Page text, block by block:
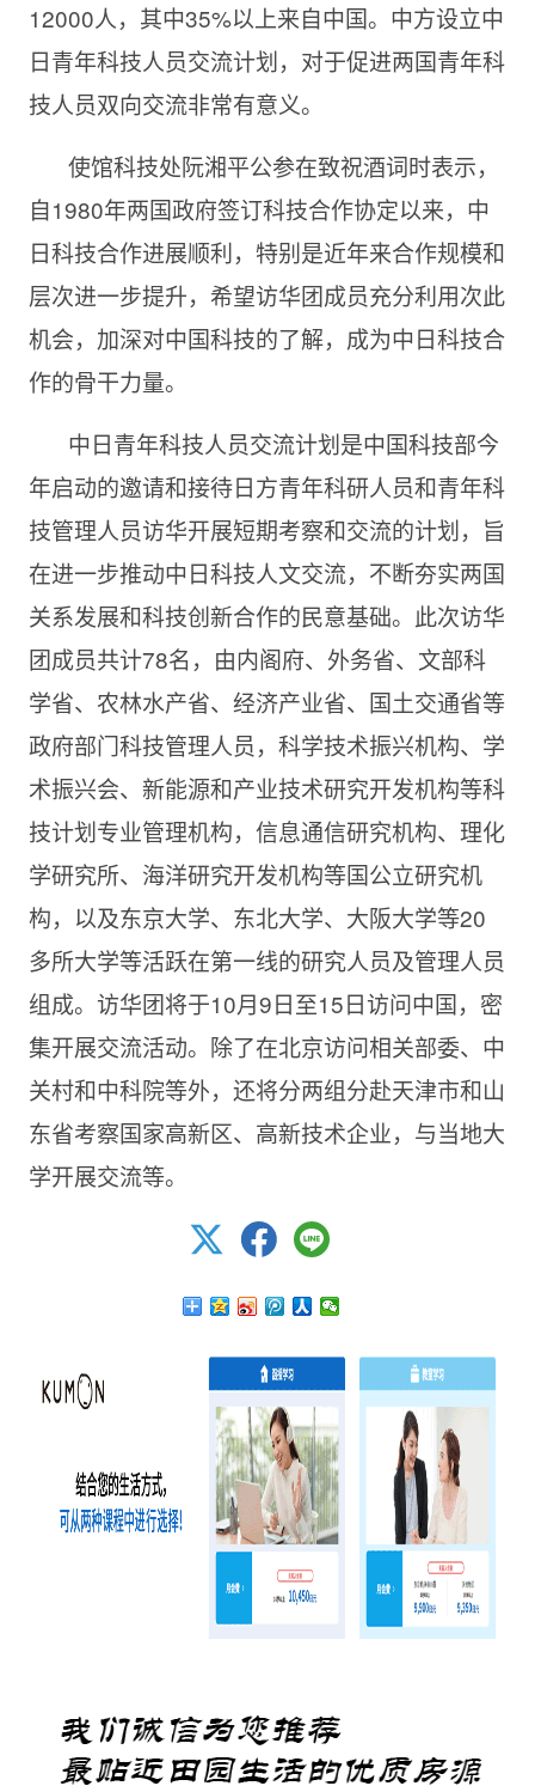
12000人，其中35%以上来自中国。中方设立中
日青年科技人员交流计划，对于促进两国青年科
技人员双向交流非常有意义。
使馆科技处阮湘平公参在致祝酒词时表示，
自1980年两国政府签订科技合作协定以来，中
日科技合作进展顺利，特别是近年来合作规模和
层次进一步提升，希望访华团成员充分利用次此
机会，加深对中国科技的了解，成为中日科技合
作的骨干力量。
中日青年科技人员交流计划是中国科技部今
年启动的邀请和接待日方青年科研人员和青年科
技管理人员访华开展短期考察和交流的计划，旨
在进一步推动中日科技人文交流，不断夯实两国
关系发展和科技创新合作的民意基础。此次访华
团成员共计78名，由内阁府、外务省、文部科
学省、农林水产省、经济产业省、国土交通省等
政府部门科技管理人员，科学技术振兴机构、学
术振兴会、新能源和产业技术研究开发机构等科
技计划专业管理机构，信息通信研究机构、理化
学研究所、海洋研究开发机构等国公立研究机
构，以及东京大学、东北大学、大阪大学等20
多所大学等活跃在第一线的研究人员及管理人员
组成。访华团将于10月9日至15日访问中国，密
集开展交流活动。除了在北京访问相关部委、中
关村和中科院等外，还将分两组分赴天津市和山
东省考察国家高新区、高新技术企业，与当地大
学开展交流等。